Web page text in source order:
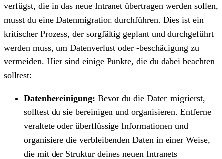
verfügst, die in das neue Intranet übertragen werden sollen,
musst du eine Datenmigration durchführen. Dies ist ein
kritischer Prozess, der sorgfältig geplant und durchgeführt
werden muss, um Datenverlust oder -beschädigung zu
vermeiden. Hier sind einige Punkte, die du dabei beachten
solltest:
Datenbereinigung: Bevor du die Daten migrierst,
solltest du sie bereinigen und organisieren. Entferne
veraltete oder überflüssige Informationen und
organisiere die verbleibenden Daten in einer Weise,
die mit der Struktur deines neuen Intranets